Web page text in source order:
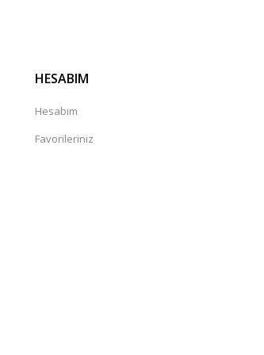
HESABIM
Hesabım
Favorileriniz